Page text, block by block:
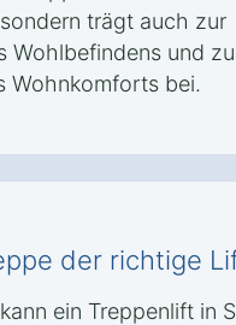
trägt auch zur
Wohlbefindens und
Wohnkomforts bei.
der richtige
ein Treppenlift in